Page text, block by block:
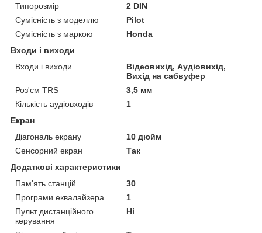
Типорозмір
2 DIN
Сумісність з моделлю
Pilot
Сумісність з маркою
Honda
Входи і виходи
Входи і виходи
Відеовихід, Аудіовихід,
Вихід на сабвуфер
Роз'єм TRS
3,5 мм
Кількість аудіовходів
1
Екран
Діагональ екрану
10 дюйм
Сенсорний екран
Так
Додаткові характеристики
Пам'ять станцій
30
Програми еквалайзера
1
Пульт дистанційного
керування
Ні